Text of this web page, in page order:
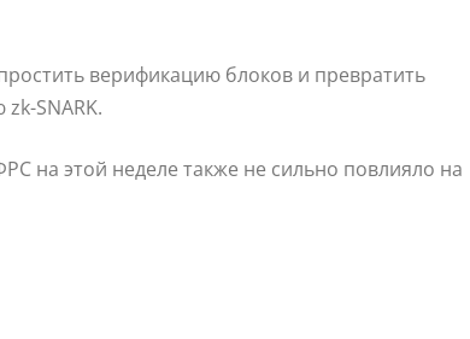
верификацию блоков и превратить
SNARK.
на этой неделе также не сильно повлияло на